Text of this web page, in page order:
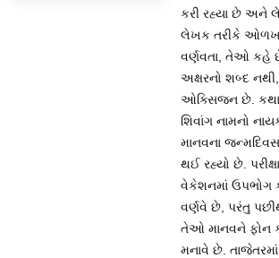
કરી રહ્યા છે અને
લેખક તરીકે
વર્ણવતા, તેઓ કહે
અક્ષરનો શબ્દ
ઓક્સિજન છે.
શિવાંગ નામનો
માનવના
થઈ રહ્યો છે.
વેકેશનમાં ઉપભોગ
વર્ણવે છે, પરંતુ
તેઓ માનવને ફોન
મનાવે છે.